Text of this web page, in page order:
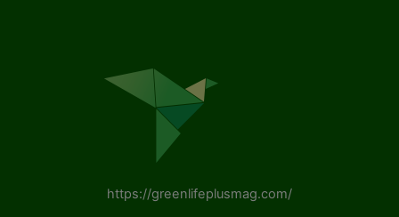
https://greenlifeplusmag.com/